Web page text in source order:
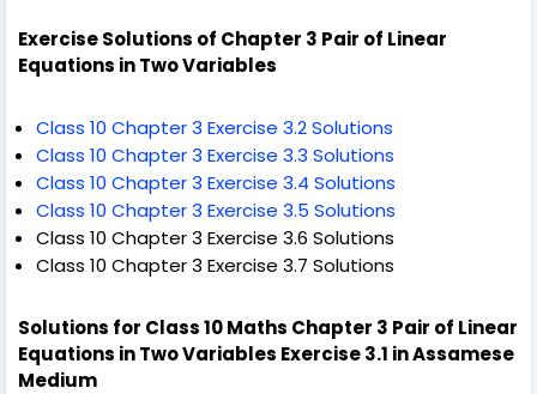
Exercise Solutions of Chapter 3 Pair of Linear
Equations in Two Variables
Class 10 Chapter 3 Exercise 3.2 Solutions
Class 10 Chapter 3 Exercise 3.3 Solutions
Class 10 Chapter 3 Exercise 3.4 Solutions
Class 10 Chapter 3 Exercise 3.5 Solutions
Class 10 Chapter 3 Exercise 3.6 Solutions
Class 10 Chapter 3 Exercise 3.7 Solutions
Solutions for Class 10 Maths Chapter 3 Pair of Linear
Equations in Two Variables Exercise 3.1 in Assamese
Medium